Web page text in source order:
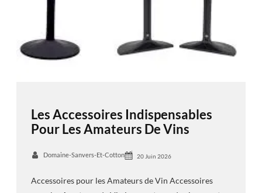
Les Accessoires Indispensables
Pour Les Amateurs De Vins
Domaine-Sanvers-Et-Cotton 20 Juin 2026
Accessoires pour les Amateurs de Vin Accessoires